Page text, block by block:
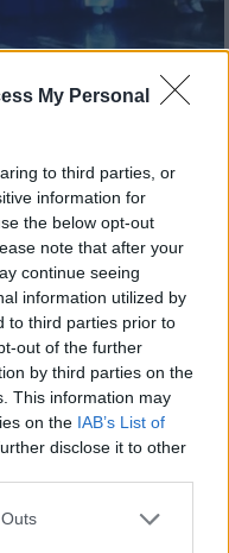
My Personal
to third parties, or
information for
the below opt-out
note that after your
continue seeing
information utilized by
to third parties prior to
out of the further
by third parties on the
This information may
on the IAB’s List of
disclose it to other